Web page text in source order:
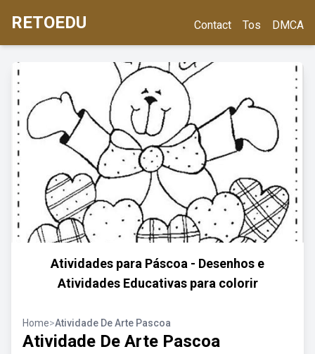
RETOEDU Contact Tos DMCA
Atividades para Páscoa - Desenhos e
Atividades Educativas para colorir
Home>Atividade De Arte Pascoa
Atividade De Arte Pascoa